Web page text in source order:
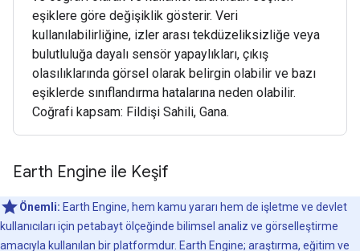
eşiklere göre değişiklik gösterir. Veri
kullanılabilirliğine, izler arası tekdüzeliksizliğe veya
bulutluluğa dayalı sensör yapaylıkları, çıkış
olasılıklarında görsel olarak belirgin olabilir ve bazı
eşiklerde sınıflandırma hatalarına neden olabilir.
Coğrafi kapsam: Fildişi Sahili, Gana.
Earth Engine ile Keşif
Önemli: Earth Engine, hem kamu yararı hem de işletme ve devlet
kullanıcıları için petabayt ölçeğinde bilimsel analiz ve görselleştirme
amacıyla kullanılan bir platformdur. Earth Engine; araştırma, eğitim ve